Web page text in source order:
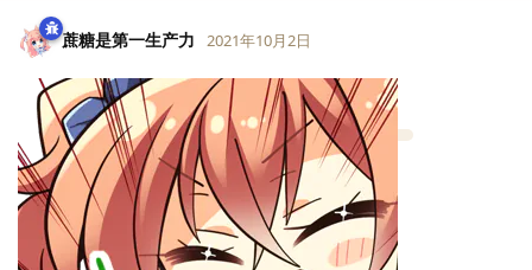
蔗糖是第一生产力
LV. 3
2021年10月2日